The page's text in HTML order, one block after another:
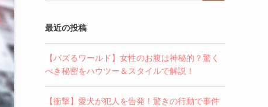
最近の投稿
【バズるワールド】女性のお腹は神秘的？驚く
べき秘密をハウツー＆スタイルで解説！
【衝撃】愛犬が犯人を告発！驚きの行動で事件